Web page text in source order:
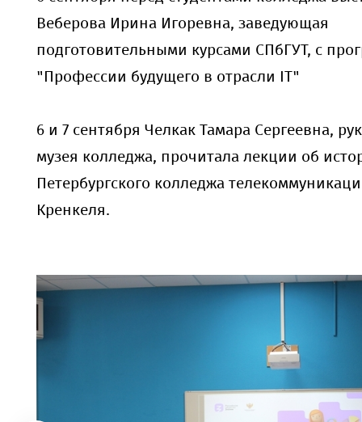
Веберова Ирина Игоревна, заведующая
подготовительными курсами СПбГУТ, с
"Профессии будущего в отрасли IT"
6 и 7 сентября Челкак Тамара Сергеевна,
музея колледжа, прочитала лекции об
Петербургского колледжа
Кренкеля.